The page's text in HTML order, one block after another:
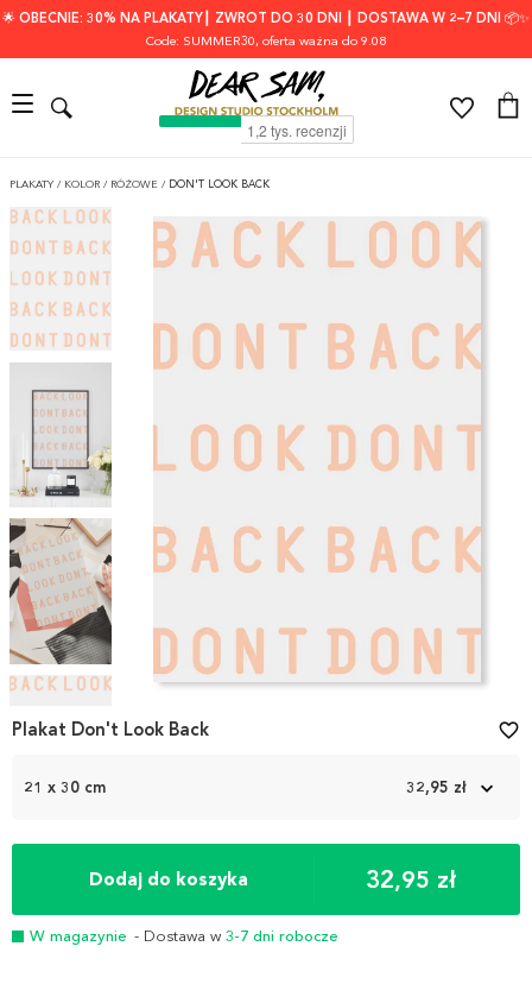
🌟 OBECNIE: 30% NA PLAKATY┃ ZWROT DO 30 DNI ┃ DOSTAWA W 2–7 DNI 📦✨
Code: SUMMER30, oferta ważna do 9.08
PLAKATY / KOLOR / RÓŻOWE / DON'T LOOK BACK
1
21 x 30 cm 32,95 zł
Dodaj do koszyka 32,95 zł
W magazynie - Dostawa w 3-7 dni robocze
Plakat Don't Look Back favorite_border